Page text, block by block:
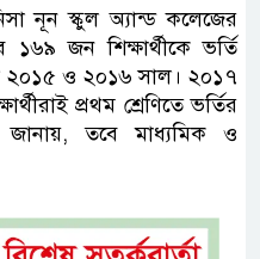
নূন স্কুল অ্যান্ড কলেজের
১৬৯ জন শিক্ষার্থীকে ভর্তি
২০১৫ ও ২০১৬ সাল। ২০১৭
প্রথম শ্রেণিতে ভর্তির
তবে মাধ্যমিক ও